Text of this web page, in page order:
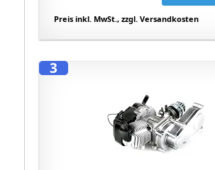
Preis inkl. MwSt., zzgl. Versandkosten
3